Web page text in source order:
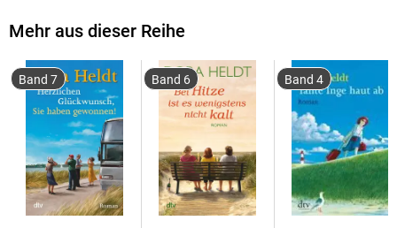
nur, weil sie nicht kochen können. Ihre Anwesenheit spricht
es nicht lange, bis Papa Heinz und Mama Charlotte vor der
Tür stehen, um ihre Töchter mit höchst eigenwilligen Ideen
zu unterstützen ...
Mehr aus dieser Reihe
Band 7 Band 6 Band 4